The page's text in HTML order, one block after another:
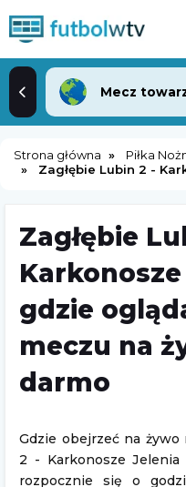
Mecz
Strona główna Piłka
Zagłębie Lubin 2 -
Zagłębie
gdzie
meczu na
darmo
Gdzie obejrzeć na żywo
2 - Karkonosze
rozpocznie się o